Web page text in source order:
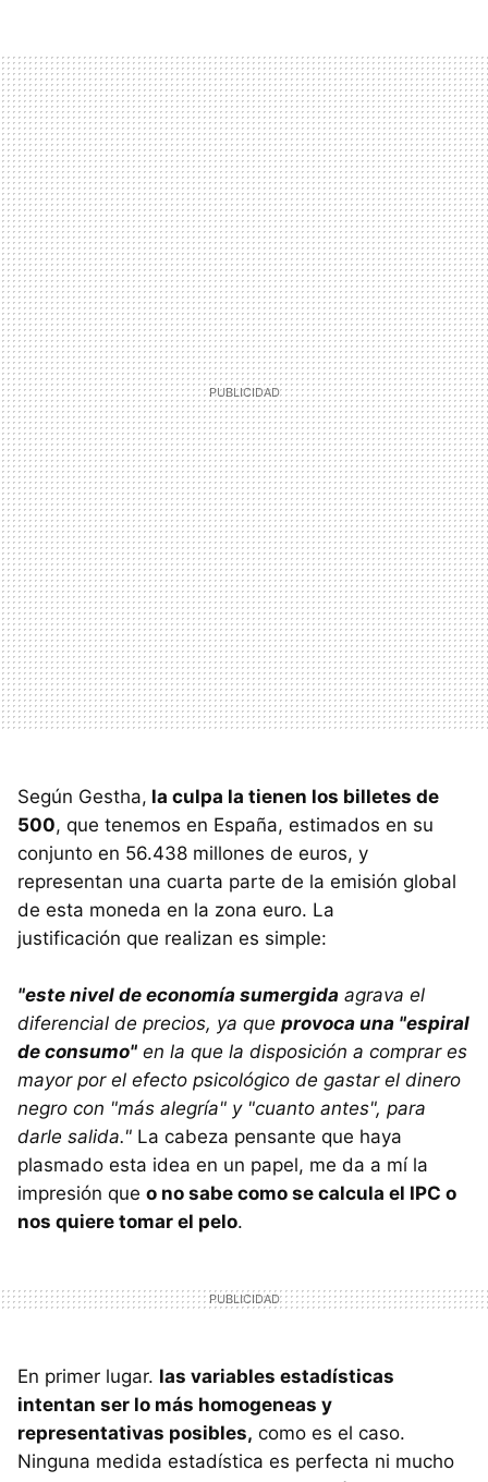
Según Gestha, la culpa la tienen los billetes de
500, que tenemos en España, estimados en su
conjunto en 56.438 millones de euros, y
representan una cuarta parte de la emisión global
de esta moneda en la zona euro. La
justificación que realizan es simple:
"este nivel de economía sumergida agrava el
diferencial de precios, ya que provoca una "espiral
de consumo" en la que la disposición a comprar es
mayor por el efecto psicológico de gastar el dinero
negro con "más alegría" y "cuanto antes", para
darle salida." La cabeza pensante que haya
plasmado esta idea en un papel, me da a mí la
impresión que o no sabe como se calcula el IPC o
nos quiere tomar el pelo.
En primer lugar. las variables estadísticas
intentan ser lo más homogeneas y
representativas posibles, como es el caso.
Ninguna medida estadística es perfecta ni mucho